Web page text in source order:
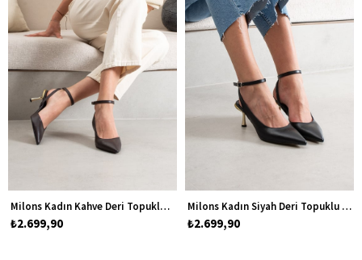
Milons Kadın Kahve Deri Topuklu Stiletto Ayakkabı
₺2.699,90
Milons Kadın Siyah Deri Topuklu Stiletto Ayakkabı
₺2.699,90